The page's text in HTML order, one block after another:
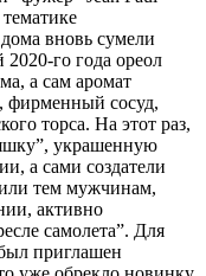
вновь сумели
2020-го года ореол
а сам аромат
фирменный сосуд,
торса. На этот раз,
украшенную
а сами создатели
тем мужчинам,
активно
самолета”. Для
приглашен